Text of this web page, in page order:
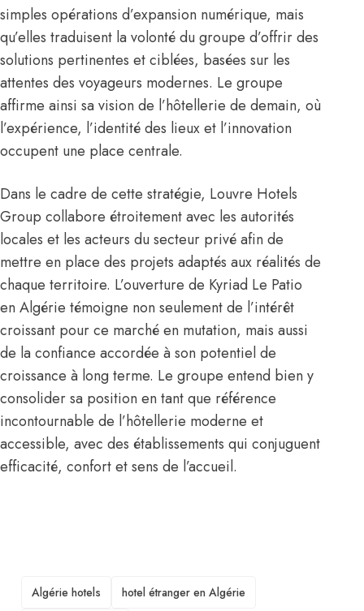
simples opérations d’expansion numérique, mais
qu’elles traduisent la volonté du groupe d’offrir des
solutions pertinentes et ciblées, basées sur les
attentes des voyageurs modernes. Le groupe
affirme ainsi sa vision de l’hôtellerie de demain, où
l’expérience, l’identité des lieux et l’innovation
occupent une place centrale.
Dans le cadre de cette stratégie, Louvre Hotels
Group collabore étroitement avec les autorités
locales et les acteurs du secteur privé afin de
mettre en place des projets adaptés aux réalités de
chaque territoire. L’ouverture de Kyriad Le Patio
en Algérie témoigne non seulement de l’intérêt
croissant pour ce marché en mutation, mais aussi
de la confiance accordée à son potentiel de
croissance à long terme. Le groupe entend bien y
consolider sa position en tant que référence
incontournable de l’hôtellerie moderne et
accessible, avec des établissements qui conjuguent
efficacité, confort et sens de l’accueil.
TAGS
Algérie hotels
hotel étranger en Algérie